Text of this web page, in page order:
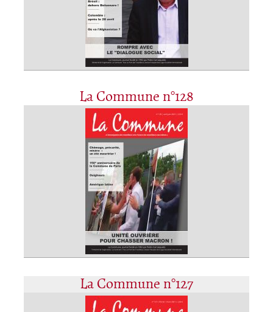
La Commune n°128
La Commune n°127